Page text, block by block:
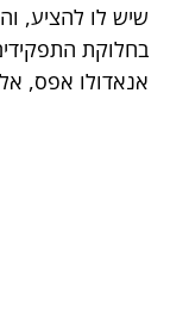
שיש לו להציע,
בחלוקת
אנאדולו אפס,